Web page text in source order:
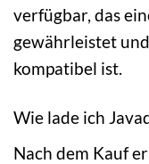
verfügbar, das
gewährleistet
kompatibel ist.
Wie lade ich
Nach dem Kauf